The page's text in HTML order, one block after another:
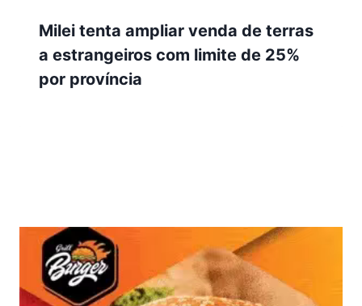
Milei tenta ampliar venda de terras
a estrangeiros com limite de 25%
por província